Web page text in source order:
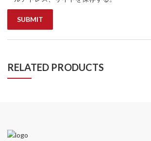
RELATED PRODUCTS